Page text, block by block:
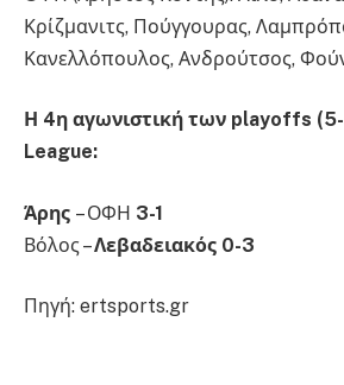
Κρίζμανιτς, Πούγγουρας,
Κανελλόπουλος, Ανδρούτσος,
Η 4η αγωνιστική των playoffs
League:
Άρης – ΟΦΗ 3-1
Βόλος –Λεβαδειακός 0-3
Πηγή: ertsports.gr